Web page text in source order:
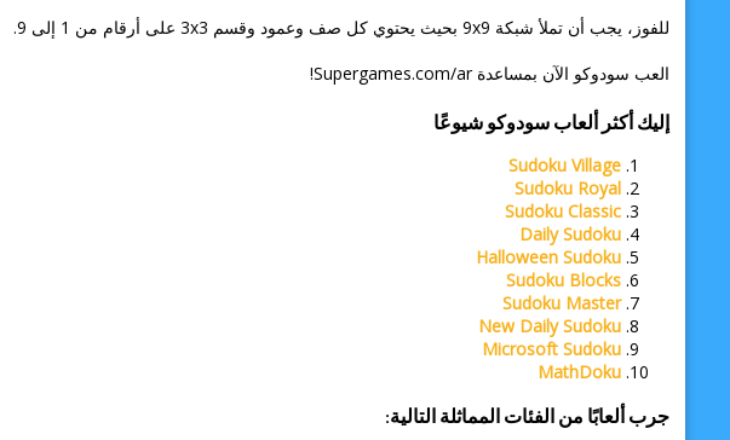
للفوز، يجب أن تملأ شبكة 9x9 بحيث يحتوي كل صف وعمود وقسم 3x3 على أرقام من 1 إلى 9.
العب سودوكو الآن بمساعدة Supergames.com/ar!
إليك أكثر ألعاب سودوكو شيوعًا
Sudoku Village
Sudoku Royal
Sudoku Classic
Daily Sudoku
Halloween Sudoku
Sudoku Blocks
Sudoku Master
New Daily Sudoku
Microsoft Sudoku
MathDoku
جرب ألعابًا من الفئات المماثلة التالية: